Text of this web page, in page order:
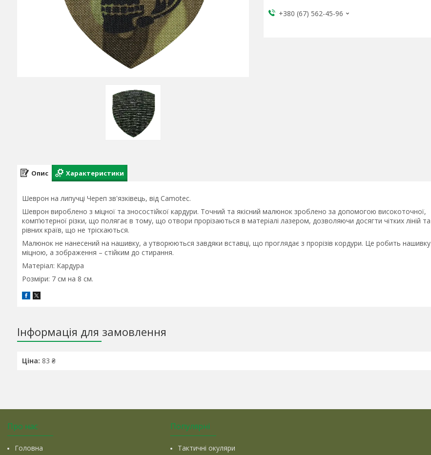
+380 (67) 562-45-96
Опис Характеристики
Шеврон на липучці Череп зв'язківець, від Camotec.
Шеврон вироблено з міцної та зносостійкої кардури. Точний та якісний малюнок зроблено за допомогою високоточної,
комп’ютерної різки, що полягає в тому, що отвори прорізаються в матеріалі лазером, дозволяючи досягти чітких ліній та
рівних країв, що не тріскаються.
Малюнок не нанесений на нашивку, а утворюються завдяки вставці, що проглядає з прорізів кордури. Це робить нашивку
міцною, а зображення – стійким до стирання.
Матеріал: Кардура
Розміри: 7 см на 8 см.
Інформація для замовлення
Ціна: 83 ₴
Про нас
Головна
Популярні
Тактичні окуляри